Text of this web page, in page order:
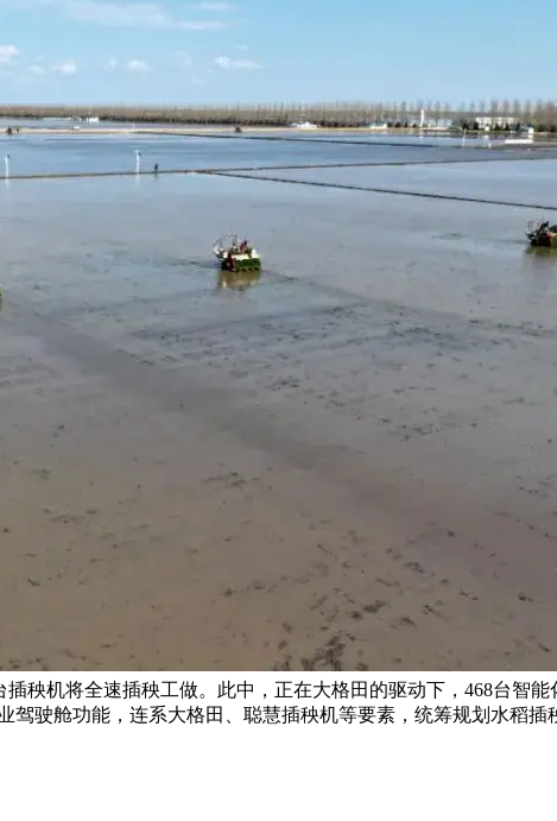
秧机将全速插秧工做。此中，正在大格田的驱动下，468台智
驾驶舱功能，连系大格田、聪慧插秧机等要素，统筹规划水稻